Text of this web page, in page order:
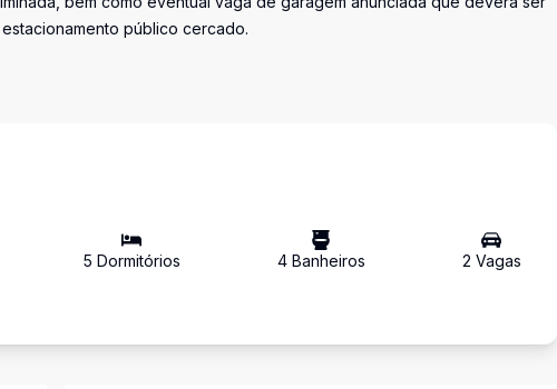
público cercado.
5 Dormitórios 4Banheiros 2 Vagas